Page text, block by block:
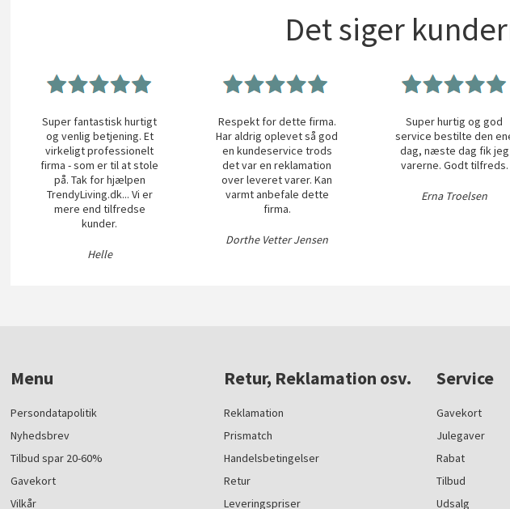
Det siger
Super fantastisk hurtigt
og venlig betjening. Et
virkeligt professionelt
firma - som er til at stole
på. Tak for hjælpen
TrendyLiving.dk... Vi er
mere end tilfredse
kunder.
Helle
Respekt for dette firma.
Har aldrig oplevet så god
en kundeservice trods
det var en reklamation
over leveret varer. Kan
varmt anbefale dette
firma.
Dorthe Vetter Jensen
Super hurtig og god
service bestilte den
dag, næste dag fik jeg
varerne. Godt tilfreds.
Erna Troelsen
Menu
Persondatapolitik
Nyhedsbrev
Tilbud spar 20-60%
Gavekort
Vilkår
Retur, Reklamation osv.
Reklamation
Prismatch
Handelsbetingelser
Retur
Leveringspriser
Service
Gavekort
Julegaver
Rabat
Tilbud
Udsalg